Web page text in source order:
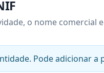
o nome comercial
Pode adicionar a